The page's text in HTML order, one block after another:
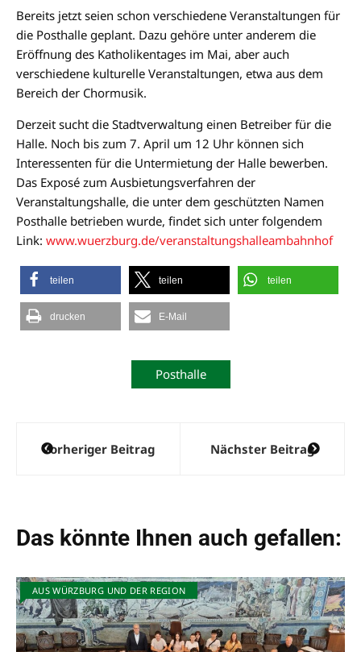
Bereits jetzt seien schon verschiedene Veranstaltungen für
die Posthalle geplant. Dazu gehöre unter anderem die
Eröffnung des Katholikentages im Mai, aber auch
verschiedene kulturelle Veranstaltungen, etwa aus dem
Bereich der Chormusik.
Derzeit sucht die Stadtverwaltung einen Betreiber für die
Halle. Noch bis zum 7. April um 12 Uhr können sich
Interessenten für die Untermietung der Halle bewerben.
Das Exposé zum Ausbietungsverfahren der
Veranstaltungshalle, die unter dem geschützten Namen
Posthalle betrieben wurde, findet sich unter folgendem
Link: www.wuerzburg.de/veranstaltungshalleambahnhof
teilen teilen teilen
drucken E-Mail
Posthalle
Beitragsnavigation
Vorheriger Beitrag Nächster Beitrag
Das könnte Ihnen auch gefallen:
AUS WÜRZBURG UND DER REGION